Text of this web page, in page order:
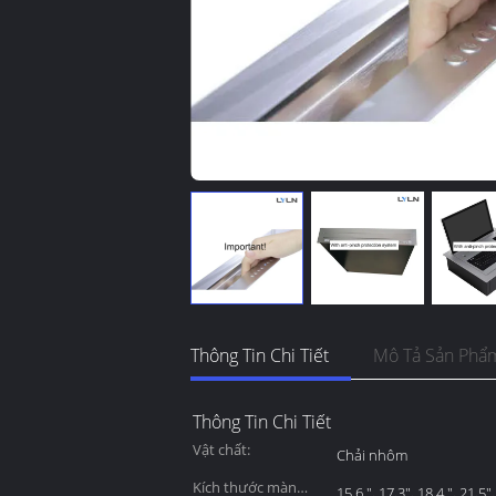
Thông Tin Chi Tiết Mô Tả Sản
Thông Tin Chi Tiết
Vật chất: Chải nhôm
Kích thước màn